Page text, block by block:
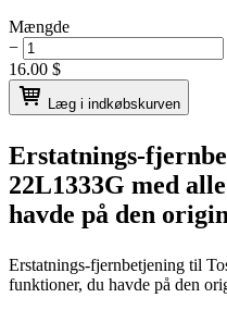
Mængde
−
16.00 $
Læg i indkøbskurven
Erstatnings-
22L1333G med
havde på den
Erstatnings-fjernbetjening til
funktioner, du havde på den